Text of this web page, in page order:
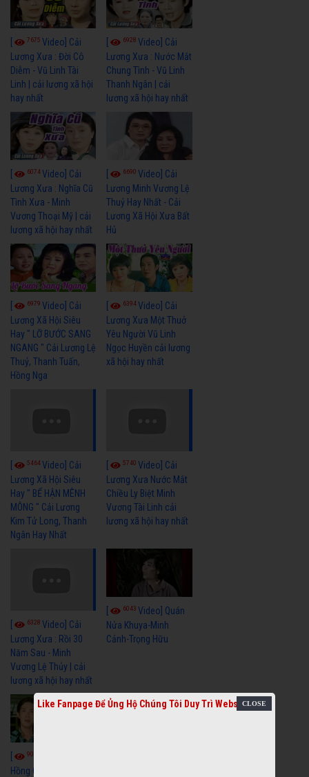
7675 Video] Cải
Lương Xưa : Đời Cô
Diễm - Vũ Linh Tài
Linh | cải lương xã hội
hay nhất
6928Video] Cải
Lương Xưa : Nước Mắt
Chung Tình - Vũ Linh
Thanh Ngân | cải
lương xã hội hay nhất
6074Video] Cải
Lương Xưa : Nghĩa Cũ
Tình Xưa - Minh
Vương Thoại Mỹ | cải
lương xã hội hay nhất
6690Video] Cải
Lương Minh Vương Lệ
Thuỷ Hay Nhất - Cải
Lương Xã Hội Xưa Bất
Hủ
6979 Video] Cải
Lương Xã Hội Siêu
Hay " LỠ BƯỚC SANG
NGANG " Cải Lương Lệ
Thuỷ, Thanh Tuấn,
Hồng Nga
6394Video] Cải
Lương Xưa Một Thuở
Yêu Người Vũ Linh
Ngọc Huyền cải lương
xã hội hay nhất
5464Video] Cải
Lương Xã Hội Siêu
Hay " BỂ HẬN MÊNH
MÔNG " Cải Lương
Kim Tử Long, Thanh
Ngân Hay Nhất
5740Video] Cải
Lương Xưa Nước Mắt
Chiều Ly Biệt Minh
Vương Tài Linh cải
lương xã hội hay nhất
6328 Video] Cải
Lương Xưa : Rồi 30
Năm Sau - Minh
Vương Lệ Thủy | cải
lương xã hội hay nhất
6043Video] Quán
Nửa Khuya-Minh
Cảnh-Trọng Hữu
9060
Hồng Cài Áo - Vũ Linh,
Like Fanpage Để Ủng Hộ Chúng Tôi Duy Trì Website